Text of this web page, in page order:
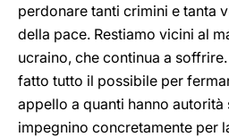
perdonare tanti crimini e tanta
della pace. Restiamo vicini al
ucraino, che continua a
fatto tutto il possibile per
appello a quanti hanno autorità
impegnino concretamente per